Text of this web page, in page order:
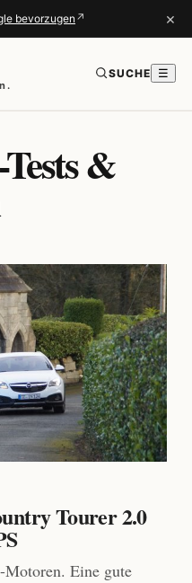
bevorzugen ↗ ×
SUCHE ☰
&
Tourer 2.0
Motoren. Eine gute